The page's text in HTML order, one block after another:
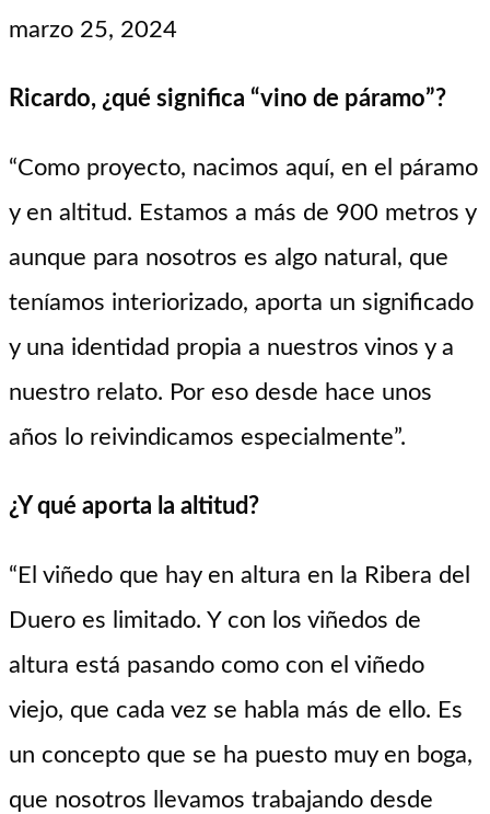
marzo 25, 2024
Ricardo, ¿qué significa “vino de páramo”?
“Como proyecto, nacimos aquí, en el páramo
y en altitud. Estamos a más de 900 metros y
aunque para nosotros es algo natural, que
teníamos interiorizado, aporta un significado
y una identidad propia a nuestros vinos y a
nuestro relato. Por eso desde hace unos
años lo reivindicamos especialmente”.
¿Y qué aporta la altitud?
“El viñedo que hay en altura en la Ribera del
Duero es limitado. Y con los viñedos de
altura está pasando como con el viñedo
viejo, que cada vez se habla más de ello. Es
un concepto que se ha puesto muy en boga,
que nosotros llevamos trabajando desde